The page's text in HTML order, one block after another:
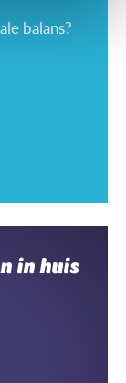
balans?
in huis